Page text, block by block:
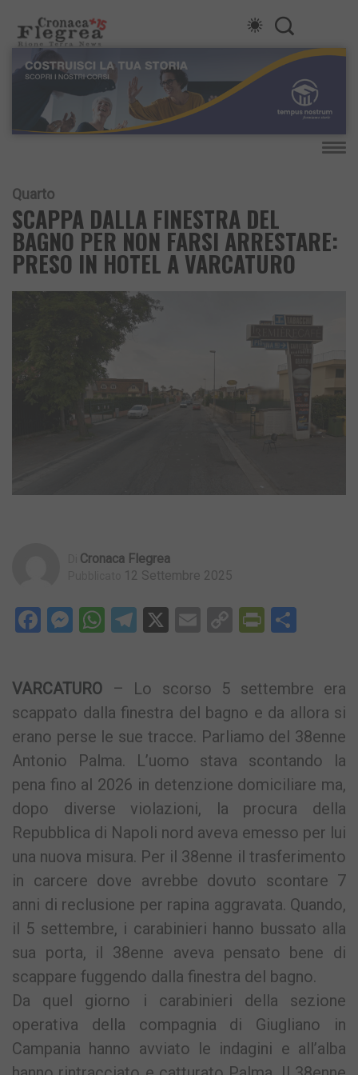
Quarto
SCAPPA DALLA FINESTRA DEL
BAGNO PER NON FARSI ARRESTARE:
PRESO IN HOTEL A VARCATURO
Cronaca Flegrea
12 Settembre 2025
Facebook
Messenger
WhatsApp
Telegram
X EmailCopy
VARCATURO – Lo scorso 5 settembre era
scappato dalla finestra del bagno e da allora si
erano perse le sue tracce. Parliamo del 38enne
Antonio Palma. L’uomo stava scontando la
pena fino al 2026 in detenzione domiciliare ma,
dopo diverse violazioni, la procura della
Repubblica di Napoli nord aveva emesso per lui
una nuova misura. Per il 38enne il trasferimento
in carcere dove avrebbe dovuto scontare 7
anni di reclusione per rapina aggravata. Quando,
il 5 settembre, i carabinieri hanno bussato alla
sua porta, il 38enne aveva pensato bene di
scappare fuggendo dalla finestra del bagno.
Da quel giorno i carabinieri della sezione
operativa della compagnia di Giugliano in
Campania hanno avviato le indagini e all’alba